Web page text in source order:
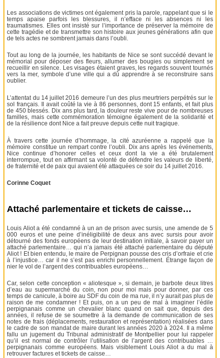
Les associations de victimes ont également pris la parole, rappelant que si le
temps apaise parfois les blessures, il n’efface ni les absences ni les
traumatismes. Elles ont insisté sur l’importance de préserver la mémoire de
cette tragédie et de transmettre son histoire aux jeunes générations afin que
de tels actes ne sombrent jamais dans l’oubli.
Tout au long de la journée, les habitants de Nice se sont succédé devant le
mémorial pour déposer des fleurs, allumer des bougies ou simplement se
recueillir en silence. Les visages étaient graves, les regards souvent tournés
vers la mer, symbole d’une ville qui a dû apprendre à se reconstruire sans
oublier.
L’attentat du 14 juillet 2016 demeure l’un des plus meurtriers perpétrés sur le
sol français. Il avait coûté la vie à 86 personnes, dont 15 enfants, et fait plus
de 450 blessés. Dix ans plus tard, la douleur reste vive pour de nombreuses
familles, mais cette commémoration témoigne également de la solidarité et
de la résilience dont Nice a fait preuve depuis cette nuit tragique.
À travers cette journée d’hommage, la cité azuréenne a rappelé que la
mémoire constitue un rempart contre l’oubli. Dix ans après les événements,
Nice continue d’honorer celles et ceux dont la vie a été brutalement
interrompue, tout en affirmant sa volonté de défendre les valeurs de liberté,
de fraternité et de paix qui avaient été attaquées ce soir du 14 juillet 2016.
Corinne Coquet
Attaché parlementaire et tickets de caisse…
Louis Aliot a été condamné à un an de prison avec sursis, une amende de 5
000 euros et une peine d’inéligibilité de deux ans avec sursis pour avoir
détourné des fonds européens de leur destination initiale, à savoir payer un
attaché parlementaire… qui n’a jamais été attaché parlementaire du député
Aliot ! Et bien entendu, le maire de Perpignan pousse des cris d’orfraie et crie
à l’injustice… car il ne s’est pas enrichi personnellement. Étrange façon de
nier le vol de l’argent des contribuables européens…
Car, selon cette conception « aliotesque », si demain, je barbote deux litres
d’eau au supermarché du coin, non pour moi mais pour donner, par ces
temps de canicule, à boire au SDF du coin de ma rue, il n’y aurait pas plus de
raison de me condamner ! Et puis, on a un peu de mal à imaginer l’édile
perpignanais comme un chevalier blanc quand on sait que, depuis des
années, il refuse de se soumettre à la demande de communication de ses
notes de frais (déplacements, restauration et représentation) réalisées dans
le cadre de son mandat de maire durant les années 2020 à 2024. Il a même
fallu un jugement du Tribunal administratif de Montpellier pour lui rappeler
qu’il est normal de contrôler l’utilisation de l’argent des contribuables …
perpignanais comme européens. Mais visiblement Louis Aliot a du mal à
retrouver factures et tickets de caisse…